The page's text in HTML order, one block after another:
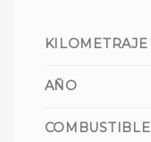
KILOMETRAJE
AÑO
COMBUSTIBLE